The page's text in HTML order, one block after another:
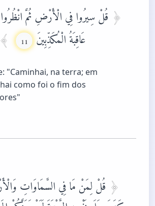
قُلْ سِيرُوا فِي الْأَرْضِ ثُمَّ
عَاقِبَةُ الْمُكَذِّبِينَ 11
"Caminhai, na terra; em
como foi o fim dos
قُلْ لِمَنْ مَا فِي السَّمَاوَاتِ